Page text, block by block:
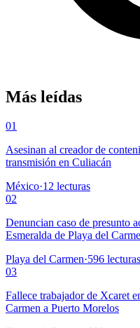
Más leídas
01
Asesinan al creador de
transmisión en Culiacán
México·12 lecturas
02
Denuncian caso de presunto
Esmeralda de Playa del
Playa del Carmen·596 lecturas
03
Fallece trabajador de Xcaret
Carmen a Puerto Morelos